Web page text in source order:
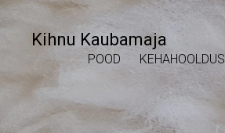
Kihnu Kaubamaja
POOD KEHAHOOLDUS